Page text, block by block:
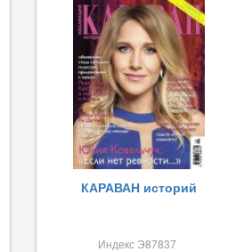
КАРАВАН историй
Индекс Э87837